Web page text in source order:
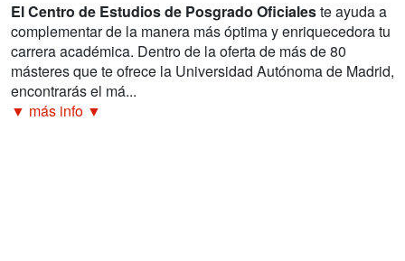
El Centro de Estudios de Posgrado Oficialeste ayuda a
complementar de la manera más óptima y enriquecedora tu
carrera académica. Dentro de la oferta de más de 80
másteres que te ofrece la Universidad Autónoma de Madrid,
encontrarás el má...
▼ más info ▼